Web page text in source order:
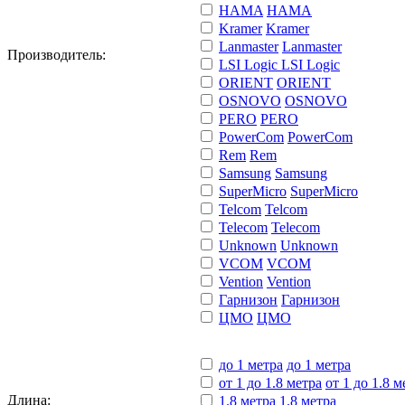
Производитель:
HAMA HAMA
Kramer Kramer
Lanmaster Lanmaster
LSI Logic LSI Logic
ORIENT ORIENT
OSNOVO OSNOVO
PERO PERO
PowerCom PowerCom
Rem Rem
Samsung Samsung
SuperMicro SuperMicro
Telcom Telcom
Telecom Telecom
Unknown Unknown
VCOM VCOM
Vention Vention
Гарнизон Гарнизон
ЦМО ЦМО
Длина:
до 1 метра до 1 метра
от 1 до 1.8 метра от 1 до 1.8
1.8 метра 1.8 метра